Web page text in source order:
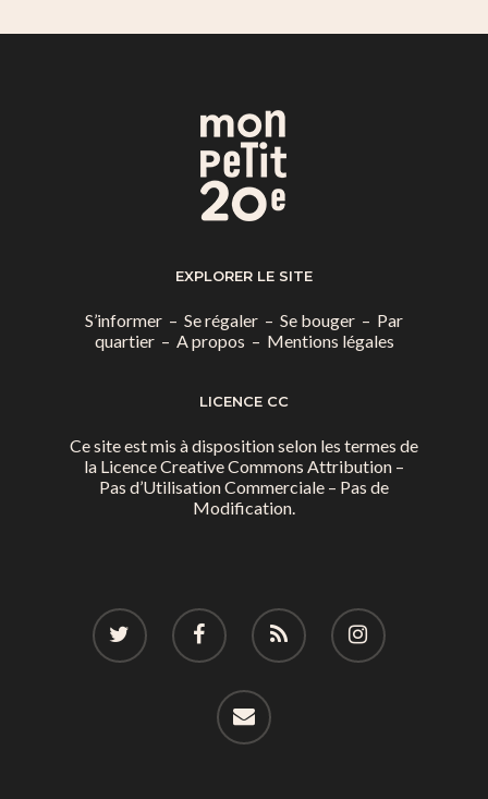
EXPLORER LE SITE
S’informer – Se régaler – Se bouger – Par
quartier– A propos – Mentions légales
LICENCE CC
Ce site est mis à disposition selon les termes de
la Licence Creative Commons Attribution –
Pas d’Utilisation Commerciale – Pas de
Modification.